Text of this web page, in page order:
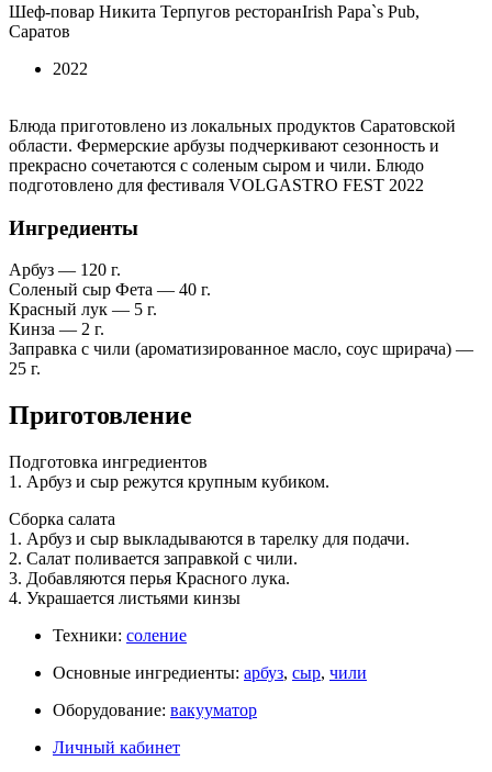
Шеф-повар Никита Терпугов ресторанIrish Papa`s Pub,
Саратов
2022
Блюда приготовлено из локальных продуктов Саратовской
области. Фермерские арбузы подчеркивают сезонность и
прекрасно сочетаются с соленым сыром и чили. Блюдо
подготовлено для фестиваля VOLGASTRO FEST 2022
Ингредиенты
Арбуз — 120 г.
Соленый сыр Фета — 40 г.
Красный лук — 5 г.
Кинза — 2 г.
Заправка с чили (ароматизированное масло, соус шрирача) —
25 г.
Приготовление
Подготовка ингредиентов
1. Арбуз и сыр режутся крупным кубиком.
Сборка салата
1. Арбуз и сыр выкладываются в тарелку для подачи.
2. Салат поливается заправкой с чили.
3. Добавляются перья Красного лука.
4. Украшается листьями кинзы
Техники: соление
Основные ингредиенты: арбуз, сыр, чили
Оборудование: вакууматор
Личный кабинет